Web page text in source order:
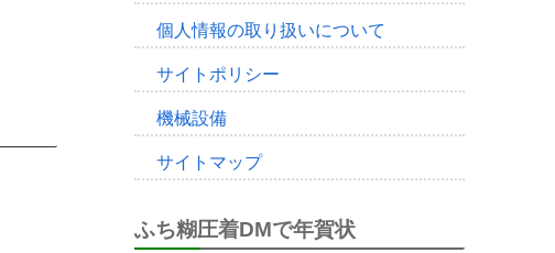
個人情報の取り扱いについて
サイトポリシー
機械設備
サイトマップ
ふち糊圧着DMで年賀状